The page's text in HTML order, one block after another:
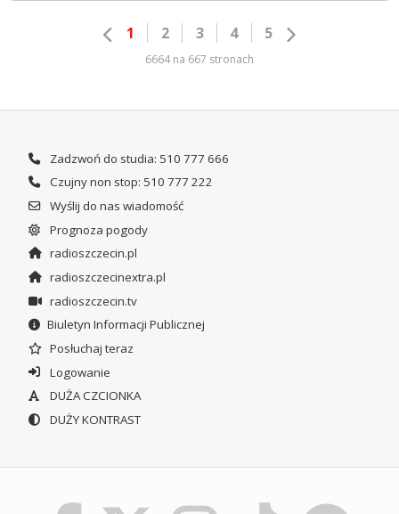
1 2 3 4 5
6664 na 667 stronach
Zadzwoń do studia: 510 777 666
Czujny non stop: 510 777 222
Wyślij do nas wiadomość
Prognoza pogody
radioszczecin.pl
radioszczecinextra.pl
radioszczecin.tv
Biuletyn Informacji Publicznej
Posłuchaj teraz
Logowanie
DUŻA CZCIONKA
DUŻY KONTRAST